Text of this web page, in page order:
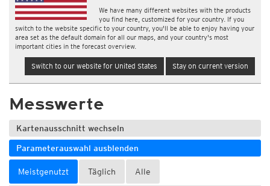
We have many different websites with the products
you find here, customized for your country. If you
switch to the website specific to your country, you'll be able to enjoy having your
area set as the default domain for all our maps, and your country's most
important cities in the forecast overview.
Switch to our website for United States Stay on current version
Messwerte
Kartenausschnitt wechseln
Parameterauswahl ausblenden
Meistgenutzt Täglich Alle